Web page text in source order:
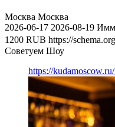
Москва Москва
2026-06-17 2026-08-19
1200 RUB https://
Советуем Шоу
https://